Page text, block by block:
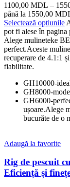
1100,00 MDL –
până la 1550,00
Selectează opțiunile
pot fi alese în pagina
Alege mulineteke
perfect.Aceste
recuperare de 4.1:1
fiabilitate.
GH10000-
GH8000-
GH6000-
ușoare.Alege
bucurăte de o
Adaugă la favorite
Rig de pescuit
Eficiență și